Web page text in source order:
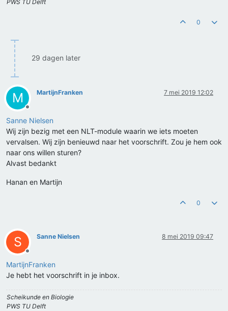
PWS TU Delft
0
29 dagen later
M
Offline
MartijnFranken 7 mei 2019 12:02
Sanne Nielsen
Wij zijn bezig met een NLT-module waarin we iets moeten
vervalsen. Wij zijn benieuwd naar het voorschrift. Zou je hem ook
naar ons willen sturen?
Alvast bedankt
Hanan en Martijn
0
S
Offline
Sanne Nielsen 8 mei 2019 09:47
MartijnFranken
Je hebt het voorschrift in je inbox.
Scheikunde en Biologie
PWS TU Delft